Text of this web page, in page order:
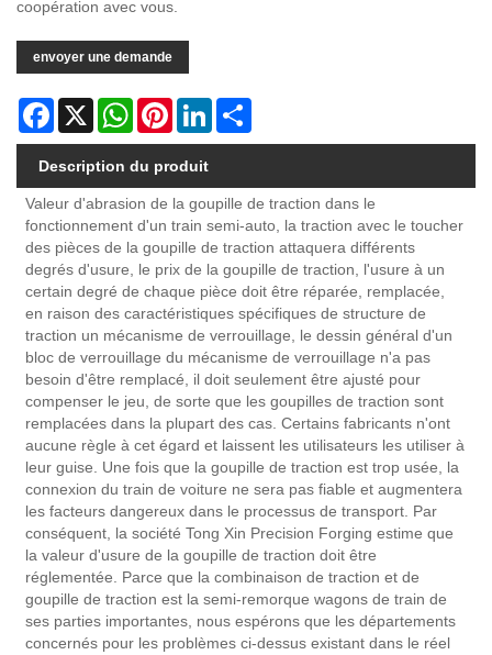
coopération avec vous.
envoyer une demande
Facebook
X WhatsAppPinterestLinkedIn
Description du produit
Valeur d'abrasion de la goupille de traction dans le
fonctionnement d'un train semi-auto, la traction avec le toucher
des pièces de la goupille de traction attaquera différents
degrés d'usure, le prix de la goupille de traction, l'usure à un
certain degré de chaque pièce doit être réparée, remplacée,
en raison des caractéristiques spécifiques de structure de
traction un mécanisme de verrouillage, le dessin général d'un
bloc de verrouillage du mécanisme de verrouillage n'a pas
besoin d'être remplacé, il doit seulement être ajusté pour
compenser le jeu, de sorte que les goupilles de traction sont
remplacées dans la plupart des cas. Certains fabricants n'ont
aucune règle à cet égard et laissent les utilisateurs les utiliser à
leur guise. Une fois que la goupille de traction est trop usée, la
connexion du train de voiture ne sera pas fiable et augmentera
les facteurs dangereux dans le processus de transport. Par
conséquent, la société Tong Xin Precision Forging estime que
la valeur d'usure de la goupille de traction doit être
réglementée. Parce que la combinaison de traction et de
goupille de traction est la semi-remorque wagons de train de
ses parties importantes, nous espérons que les départements
concernés pour les problèmes ci-dessus existant dans le réel